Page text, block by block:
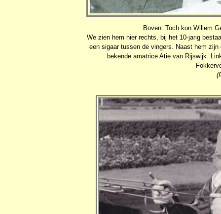
Boven: Toch kon Willem
We zien hem hier rechts, bij het 10-jarig
een sigaar tussen de vingers. Naast hem
bekende amatrice Atie van Rijswijk.